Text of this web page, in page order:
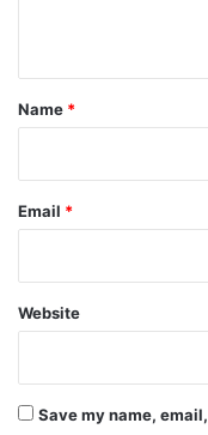
*
Name *
Email *
Website
Save my name,